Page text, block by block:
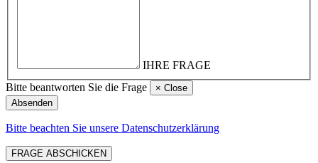
IHRE FRAGE
Bitte beantworten Sie die Frage
× Close
Absenden
Bitte beachten Sie unsere Datenschutzerklärung
FRAGE ABSCHICKEN